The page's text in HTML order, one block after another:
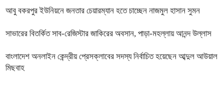
আবু বকরপুর ইউনিয়নে জনতার চেয়ারম্যান হতে চাচ্ছেন নাজমুল হাসান সুমন
সাভারের বিতর্কিত সাব-রেজিস্টার জাকিরের অবসান, পাড়া-মহল্লায় আনন্দ উল্লাস
বাংলাদেশ অনলাইন কেন্দ্রীয় প্রেসক্লাবের সদস্য নির্বাচিত হয়েছেন আব্দুল আউয়াল
মিছবাহ